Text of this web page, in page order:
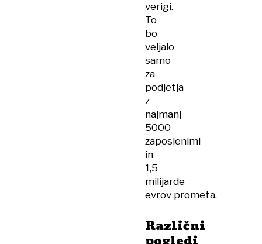
verigi.
To
bo
veljalo
samo
za
podjetja
z
najmanj
5000
zaposlenimi
in
1,5
milijarde
evrov prometa.
Različni